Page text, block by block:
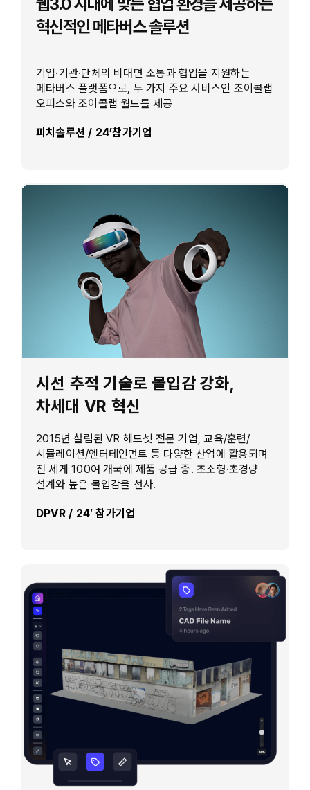
혁신적인 메타버스 솔루션
기업·기관·단체의 비대면 소통과 협업을 지원하는
메타버스 플랫폼으로, 두 가지 주요 서비스인 조이콜랩
오피스와 조이콜랩 월드를 제공
피치솔루션 / 24’참가기업
시선 추적 기술로 몰입감 강화,
차세대 VR 혁신
2015년 설립된 VR 헤드셋 전문 기업, 교육/훈련/
시뮬레이션/엔터테인먼트 등 다양한 산업에 활용되며
전 세게 100여 개국에 제품 공급 중. 초소형·초경량
설계와 높은 몰입감을 선사.
DPVR / 24′ 참가기업